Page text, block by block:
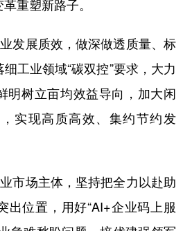
重塑新路子。
展质效，做深做透质量、标
工业领域“碳双控”要求，大力
明树立亩均效益导向，加大闲
实现高质高效、集约节约发
场主体，坚持把全力以赴助
出位置，用好“AI+企业码上服